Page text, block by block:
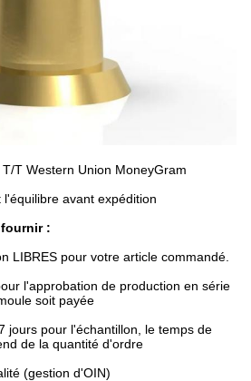
T Western Union MoneyGram
avant expédition
:
LIBRES pour votre article commandé.
l'approbation de production en série
soit payée
jours pour l'échantillon, le temps de
de la quantité d'ordre
(gestion d'OIN)